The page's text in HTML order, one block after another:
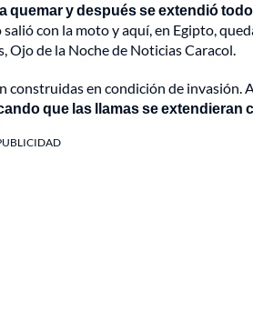
y después se extendió
con la moto y aquí, en Egipto,
Ojo de la Noche de Noticias Caracol.
construidas en condición de invasión.
que las llamas se extendieran